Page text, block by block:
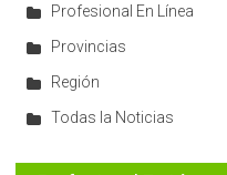
Profesional En Línea
Provincias
Región
Todas la Noticias